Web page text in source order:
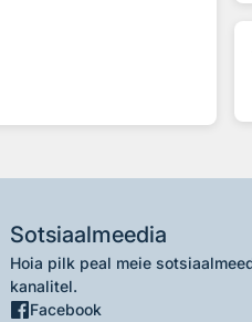
Sotsiaalmeedia
Hoia pilk peal meie
kanalitel.
Facebook